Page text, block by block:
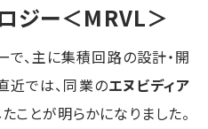
ジー＜MRVL＞
で、主に集積回路の設計・開
近では、同業のエヌビディア
ことが明らかになりました。